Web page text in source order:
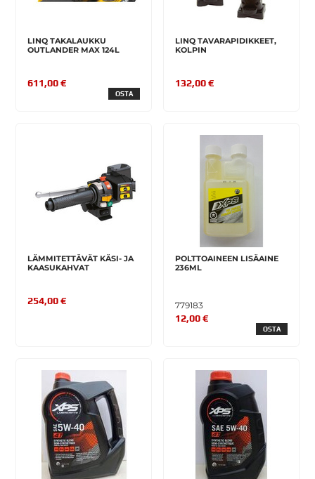
LINQ TAKALAUKKU
OUTLANDER MAX 124L
611,00 €
OSTA
LINQ TAVARAPIDIKKEET,
KOLPIN
132,00 €
LÄMMITETTÄVÄT KÄSI- JA
KAASUKAHVAT
254,00 €
POLTTOAINEEN LISÄAINE
236ML
779183
12,00 €
OSTA